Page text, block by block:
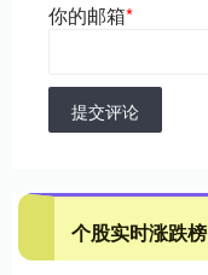
你的邮箱*
提交评论
个股实时涨跌榜